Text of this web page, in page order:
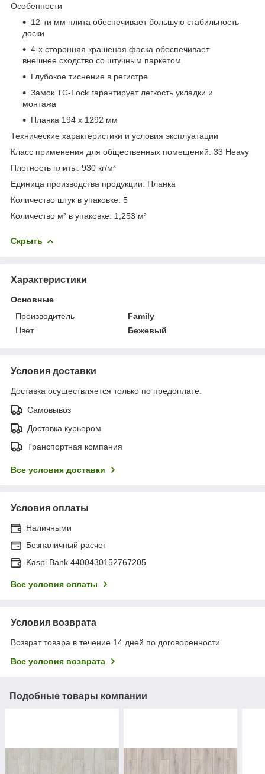
Особенности
12-ти мм плита обеспечивает большую стабильность
доски
4-х сторонняя крашеная фаска обеспечивает
внешнее сходство со штучным паркетом
Глубокое тиснение в регистре
Замок TC-Lock гарантирует легкость укладки и
монтажа
Планка 194 x 1292 мм
Технические характеристики и условия эксплуатации
Класс применения для общественных помещений: 33 Heavy
Плотность плиты: 930 кг/м³
Единица производства продукции: Планка
Количество штук в упаковке: 5
Количество м² в упаковке: 1,253 м²
Скрыть
Характеристики
Основные
Производитель
Family
Цвет
Бежевый
Условия доставки
Доставка осуществляется только по предоплате.
Самовывоз
Доставка курьером
Транспортная компания
Все условия доставки
Условия оплаты
Наличными
Безналичный расчет
Kaspi Bank 4400430152767205
Все условия оплаты
Условия возврата
Возврат товара в течение 14 дней по договоренности
Все условия возврата
Подобные товары компании